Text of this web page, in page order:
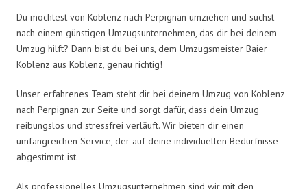
Du möchtest von Koblenz nach Perpignan umziehen und suchst
nach einem günstigen Umzugsunternehmen, das dir bei deinem
Umzug hilft? Dann bist du bei uns, dem Umzugsmeister Baier
Koblenz aus Koblenz, genau richtig!
Unser erfahrenes Team steht dir bei deinem Umzug von Koblenz
nach Perpignan zur Seite und sorgt dafür, dass dein Umzug
reibungslos und stressfrei verläuft. Wir bieten dir einen
umfangreichen Service, der auf deine individuellen Bedürfnisse
abgestimmt ist.
Als professionelles Umzugsunternehmen sind wir mit den